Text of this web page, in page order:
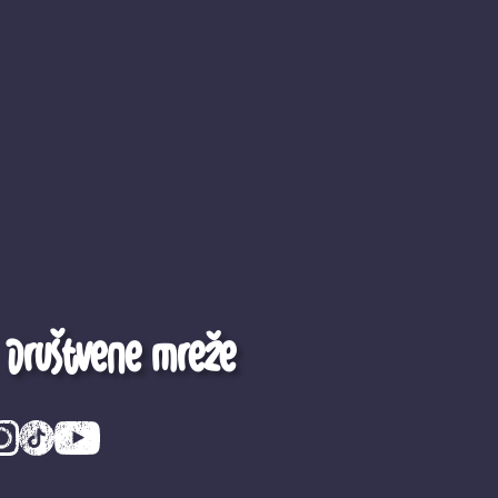
Društvene mreže